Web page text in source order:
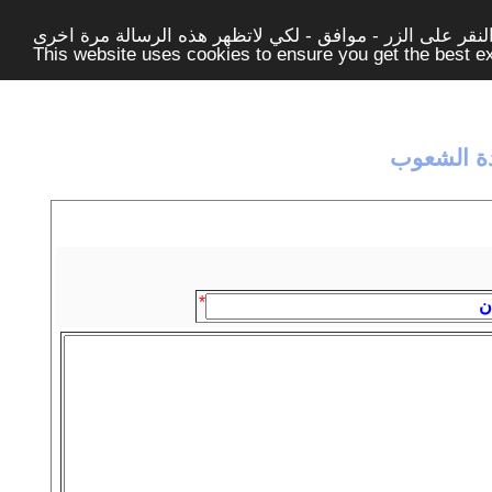
على الزر - موافق - لكي لاتظهر هذه الرسالة مرة اخرى -
This website uses cookies to ensure you get the best
الشعوب
*